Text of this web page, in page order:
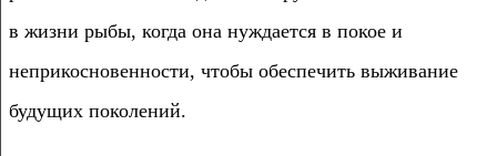
в жизни рыбы, когда она нуждается в покое и
неприкосновенности, чтобы обеспечить выживание
будущих поколений.